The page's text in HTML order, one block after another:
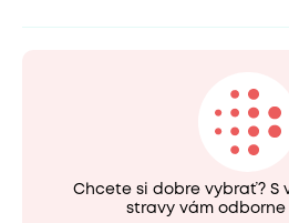
Chcete si dobre vybrať? S
stravy vám odborne